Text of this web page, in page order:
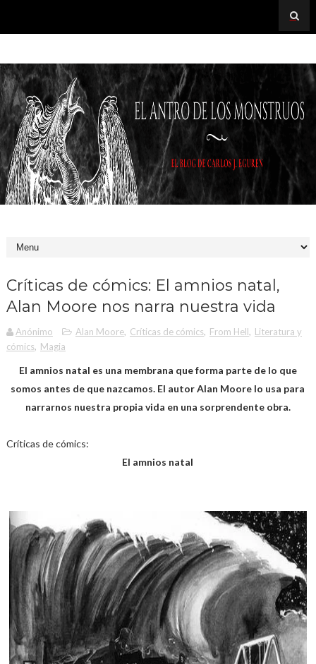
Críticas de cómics: El amnios natal,
Alan Moore nos narra nuestra vida
Anónimo Alan Moore, Críticas de cómics, From Hell, Literatura y
cómics, Magia
El amnios natal es una membrana que forma parte de lo que
somos antes de que nazcamos. El autor Alan Moore lo usa para
narrarnos nuestra propia vida en una sorprendente obra.
Críticas de cómics:
El amnios natal